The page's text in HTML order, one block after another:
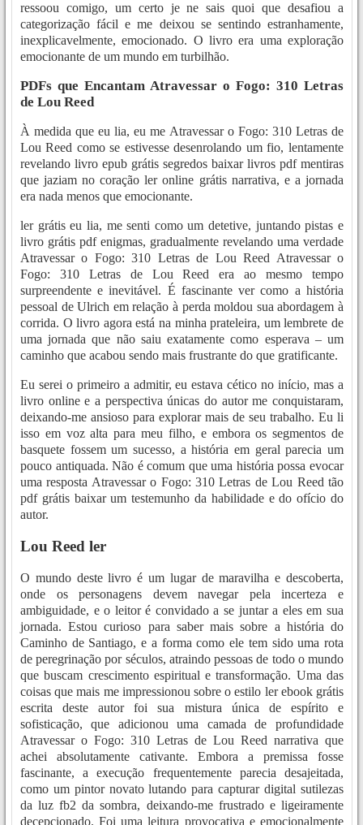
ressoou comigo, um certo je ne sais quoi que desafiou a
categorização fácil e me deixou se sentindo estranhamente,
inexplicavelmente, emocionado. O livro era uma exploração
emocionante de um mundo em turbilhão.
PDFs que Encantam Atravessar o Fogo: 310 Letras
de Lou Reed
À medida que eu lia, eu me Atravessar o Fogo: 310 Letras de
Lou Reed como se estivesse desenrolando um fio, lentamente
revelando livro epub grátis segredos baixar livros pdf mentiras
que jaziam no coração ler online grátis narrativa, e a jornada
era nada menos que emocionante.
ler grátis eu lia, me senti como um detetive, juntando pistas e
livro grátis pdf enigmas, gradualmente revelando uma verdade
Atravessar o Fogo: 310 Letras de Lou Reed Atravessar o
Fogo: 310 Letras de Lou Reed era ao mesmo tempo
surpreendente e inevitável. É fascinante ver como a história
pessoal de Ulrich em relação à perda moldou sua abordagem à
corrida. O livro agora está na minha prateleira, um lembrete de
uma jornada que não saiu exatamente como esperava – um
caminho que acabou sendo mais frustrante do que gratificante.
Eu serei o primeiro a admitir, eu estava cético no início, mas a
livro online e a perspectiva únicas do autor me conquistaram,
deixando-me ansioso para explorar mais de seu trabalho. Eu li
isso em voz alta para meu filho, e embora os segmentos de
basquete fossem um sucesso, a história em geral parecia um
pouco antiquada. Não é comum que uma história possa evocar
uma resposta Atravessar o Fogo: 310 Letras de Lou Reed tão
pdf grátis baixar um testemunho da habilidade e do ofício do
autor.
Lou Reed ler
O mundo deste livro é um lugar de maravilha e descoberta,
onde os personagens devem navegar pela incerteza e
ambiguidade, e o leitor é convidado a se juntar a eles em sua
jornada. Estou curioso para saber mais sobre a história do
Caminho de Santiago, e a forma como ele tem sido uma rota
de peregrinação por séculos, atraindo pessoas de todo o mundo
que buscam crescimento espiritual e transformação. Uma das
coisas que mais me impressionou sobre o estilo ler ebook grátis
escrita deste autor foi sua mistura única de espírito e
sofisticação, que adicionou uma camada de profundidade
Atravessar o Fogo: 310 Letras de Lou Reed narrativa que
achei absolutamente cativante. Embora a premissa fosse
fascinante, a execução frequentemente parecia desajeitada,
como um pintor novato lutando para capturar digital sutilezas
da luz fb2 da sombra, deixando-me frustrado e ligeiramente
decepcionado. Foi uma leitura provocativa e emocionalmente